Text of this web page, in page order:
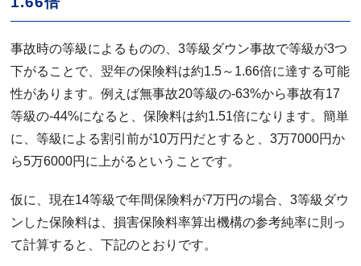
事故時の等級によるものの、3等級ダウン事故で等級が3つ
下がることで、翌年の保険料は約1.5～1.66倍に達する可能
性があります。例えば無事故20等級の-63%から事故有17
等級の-44%になると、保険料は約1.51倍になります。簡単
に、等級による割引前が10万円だとすると、3万7000円か
ら5万6000円に上がるということです。
仮に、現在14等級で年間保険料が7万円の場合、3等級ダウ
ンした保険料は、損害保険料率算出機構の参考純率に則っ
て計算すると、下記のとおりです。